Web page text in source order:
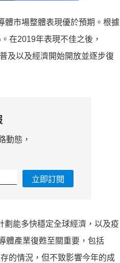
體市場整體表現優於預期。根據
在2019年表現不佳之後，
及以及經濟開始開放並逐步復
動態，
立即訂閱
劃能多快穩定全球經濟，以及疫
體產業復甦至關重要，包括
的情況，但不致影響今年的成